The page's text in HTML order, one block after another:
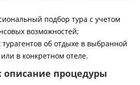
подбор тура с учетом
возможностей;
об отдыхе в выбранной
в конкретном отеле.
описание процедуры